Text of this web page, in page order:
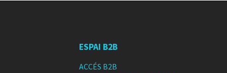
ESPAI B2B
ACCÉS B2B